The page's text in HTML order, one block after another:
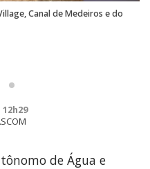
Canal de Medeiros e do
de Água e